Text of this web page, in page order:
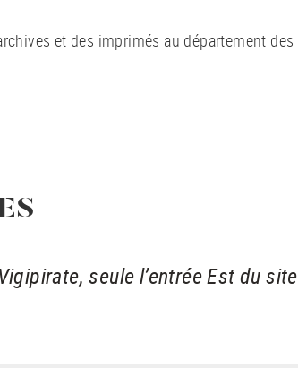
et des imprimés au département des
seule l’entrée Est du site